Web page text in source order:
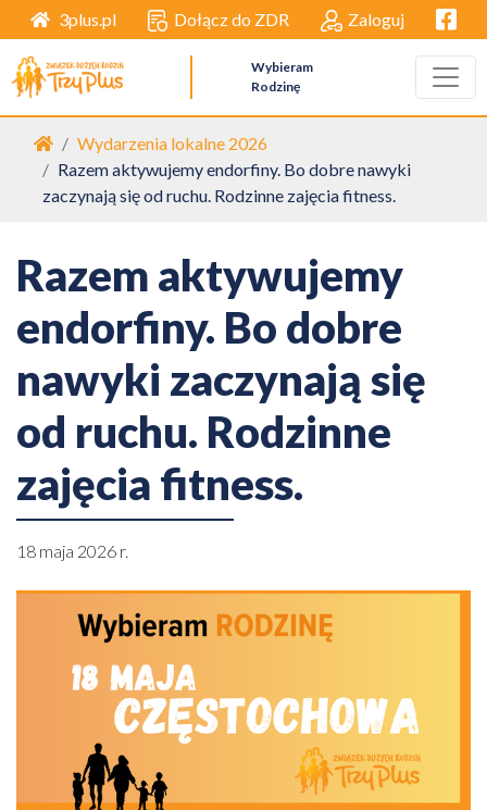
3plus.pl Dołącz do ZDR Zaloguj
Wybieram
Rodzinę
Strona główna
Wydarzenia lokalne 2026
Razem aktywujemy endorfiny. Bo dobre nawyki
zaczynają się od ruchu. Rodzinne zajęcia fitness.
Razem aktywujemy
endorfiny. Bo dobre
nawyki zaczynają się
od ruchu. Rodzinne
zajęcia fitness.
18 maja 2026 r.